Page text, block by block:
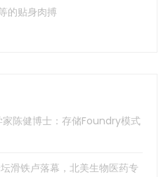
的贴身肉搏
陈健博士：存储Foundry模式
滑铁卢落幕，北美生物医药专